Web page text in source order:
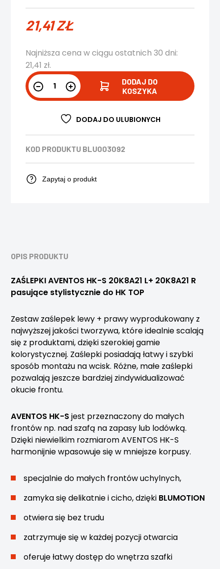
21,41ZŁ
Najniższa cena w ciągu ostatnich 30 dni:
21,41 zł.
DODAJ DO
KOSZYKA
DODAJ DO ULUBIONYCH
KOD PRODUKTU BLU003092
Zapytaj o produkt
OPIS PRODUKTU
ZAŚLEPKI AVENTOS HK-S 20K8A21 L+ 20K8A21 R
pasujące stylistycznie do HK TOP
Zestaw zaślepek lewy + prawy wyprodukowany z
najwyższej jakości tworzywa, które idealnie scalają
się z produktami, dzięki szerokiej gamie
kolorystycznej. Zaślepki posiadają łatwy i szybki
sposób montażu na wcisk. Różne, małe zaślepki
pozwalają jeszcze bardziej zindywidualizować
okucie frontu.
AVENTOS HK-S jest przeznaczony do małych
frontów np. nad szafą na zapasy lub lodówką.
Dzięki niewielkim rozmiarom AVENTOS HK-S
harmonijnie wpasowuje się w mniejsze korpusy.
specjalnie do małych frontów uchylnych,
zamyka się delikatnie i cicho, dzięki BLUMOTION
otwiera się bez trudu
zatrzymuje się w każdej pozycji otwarcia
oferuje łatwy dostęp do wnętrza szafki